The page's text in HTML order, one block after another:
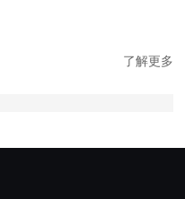
了解更多